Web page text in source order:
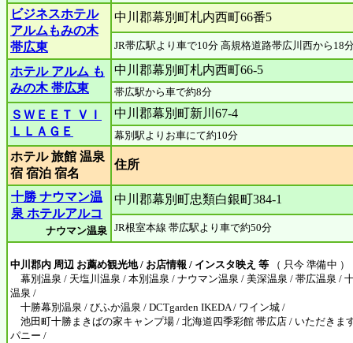
ビジネスホテル
アルムもみの木
帯広東
中川郡幕別町札内西町66番5
JR帯広駅より車で10分 高規格道路帯広川西から18
ホテル アルム も
みの木 帯広東
中川郡幕別町札内西町66-5
帯広駅から車で約8分
ＳＷＥＥＴ ＶＩ
ＬＬＡＧＥ
中川郡幕別町新川67-4
幕別駅よりお車にて約10分
ホテル 旅館 温泉
宿 宿泊 宿名
住所
十勝 ナウマン温
泉 ホテルアルコ
ナウマン温泉
中川郡幕別町忠類白銀町384-1
JR根室本線 帯広駅より車で約50分
中川郡内 周辺 お薦め観光地 / お店情報 / インスタ映え 等 （ 只今 準備中 ）
幕別温泉 / 天塩川温泉 / 本別温泉 / ナウマン温泉 / 美深温泉 / 帯広温泉 /
温泉 /
十勝幕別温泉 / びふか温泉 / DCTgarden IKEDA / ワイン城 /
池田町十勝まきばの家キャンプ場 / 北海道四季彩館 帯広店 / いただきま
パニー /